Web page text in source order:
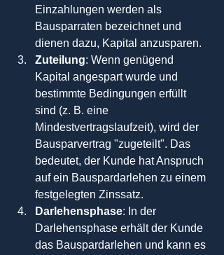
Einzahlungen werden als
Bausparraten bezeichnet und
dienen dazu, Kapital anzusparen.
Zuteilung: Wenn genügend
Kapital angespart wurde und
bestimmte Bedingungen erfüllt
sind (z. B. eine
Mindestvertragslaufzeit), wird der
Bausparvertrag "zugeteilt". Das
bedeutet, der Kunde hat Anspruch
auf ein Bauspardarlehen zu einem
festgelegten Zinssatz.
Darlehensphase: In der
Darlehensphase erhält der Kunde
das Bauspardarlehen und kann es